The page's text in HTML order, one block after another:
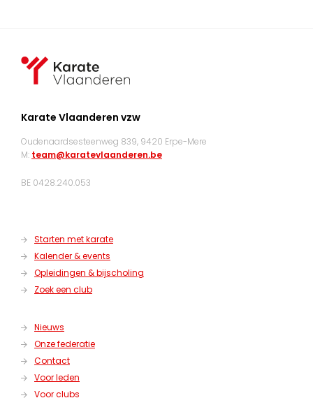
Karate Vlaanderen vzw
Oudenaardsesteenweg 839, 9420 Erpe-Mere
M: team@karatevlaanderen.be
BE 0428.240.053
Starten met karate
Kalender & events
Opleidingen & bijscholing
Zoek een club
Nieuws
Onze federatie
Contact
Voor leden
Voor clubs